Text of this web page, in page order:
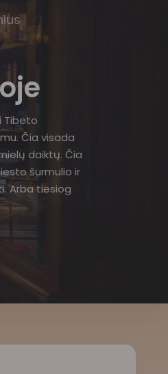
Tibeto
Čia visada
daiktų. Čia
šurmulio ir
Arba tiesiog